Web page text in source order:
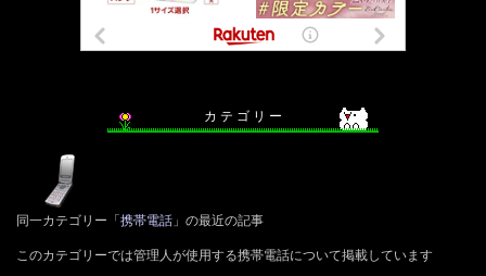
カ テ ゴ リ ー
同一カテゴリー「携帯電話 」の最近の記事
このカテゴリーでは管理人が使用する携帯電話について掲載しています